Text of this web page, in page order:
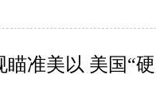
准美以 美国“